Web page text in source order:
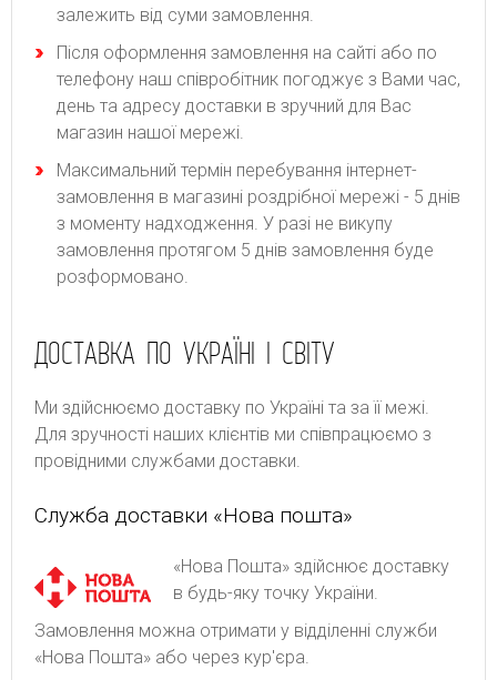
залежить від суми замовлення.
Після оформлення замовлення на сайті або по
телефону наш співробітник погоджує з Вами час,
день та адресу доставки в зручний для Вас
магазин нашої мережі.
Максимальний термін перебування інтернет-
замовлення в магазині роздрібної мережі - 5 днів
з моменту надходження. У разі не викупу
замовлення протягом 5 днів замовлення буде
розформовано.
ДОСТАВКА ПО УКРАЇНІ І СВІТУ
Ми здійснюємо доставку по Україні та за її межі.
Для зручності наших клієнтів ми співпрацюємо з
провідними службами доставки.
Служба доставки «Нова пошта»
«Нова Пошта» здійснює доставку
в будь-яку точку України.
Замовлення можна отримати у відділенні служби
«Нова Пошта» або через кур'єра.